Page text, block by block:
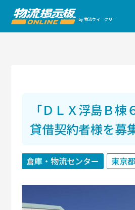
by 物流ウィークリー
「ＤＬＸ浮島Ｂ棟
貸借契約者様を募
倉庫・物流センター 東京都